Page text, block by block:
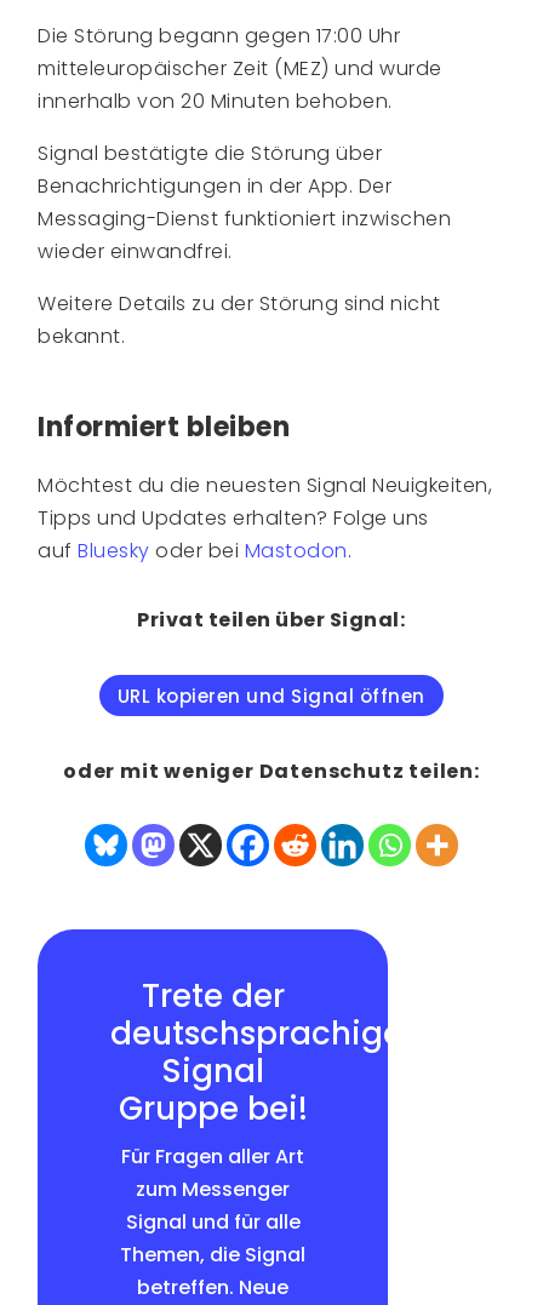
Die Störung begann gegen 17:00 Uhr
mitteleuropäischer Zeit (MEZ) und wurde
innerhalb von 20 Minuten behoben.
Signal bestätigte die Störung über
Benachrichtigungen in der App. Der
Messaging-Dienst funktioniert inzwischen
wieder einwandfrei.
Weitere Details zu der Störung sind nicht
bekannt.
Informiert bleiben
Möchtest du die neuesten Signal Neuigkeiten,
Tipps und Updates erhalten? Folge uns
aufBluesky oder bei Mastodon.
Privat teilen über Signal:
URL kopieren und Signal öffnen
oder mit weniger Datenschutz teilen:
Trete der
deutschsprachigen
Signal
Gruppe bei!
Für Fragen aller Art
zum Messenger
Signal und für alle
Themen, die Signal
betreffen. Neue